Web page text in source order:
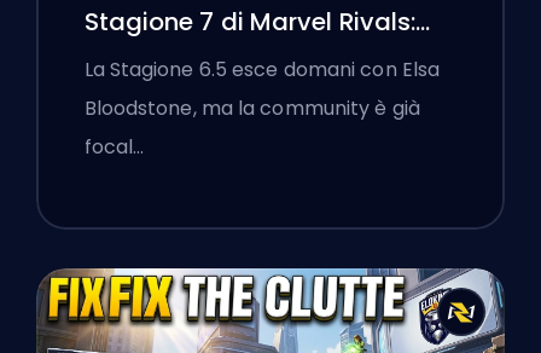
Stagione 7 di Marvel Rivals:
Black Cat, White Fox e l'Evento
Monsters Take Manhattan
La Stagione 6.5 esce domani con Elsa
Bloodstone, ma la community è già
focal…